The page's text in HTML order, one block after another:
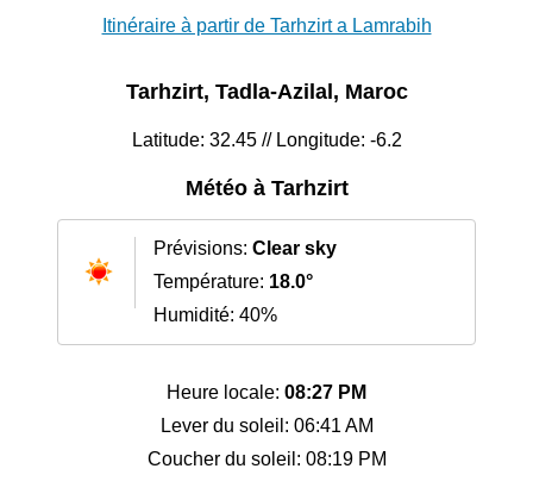
Itinéraire à partir de Tarhzirt a Lamrabih
Tarhzirt, Tadla-Azilal, Maroc
Latitude: 32.45 // Longitude: -6.2
Météo à Tarhzirt
Prévisions: Clear sky
Température: 18.0°
Humidité: 40%
Heure locale: 08:27 PM
Lever du soleil: 06:41 AM
Coucher du soleil: 08:19 PM